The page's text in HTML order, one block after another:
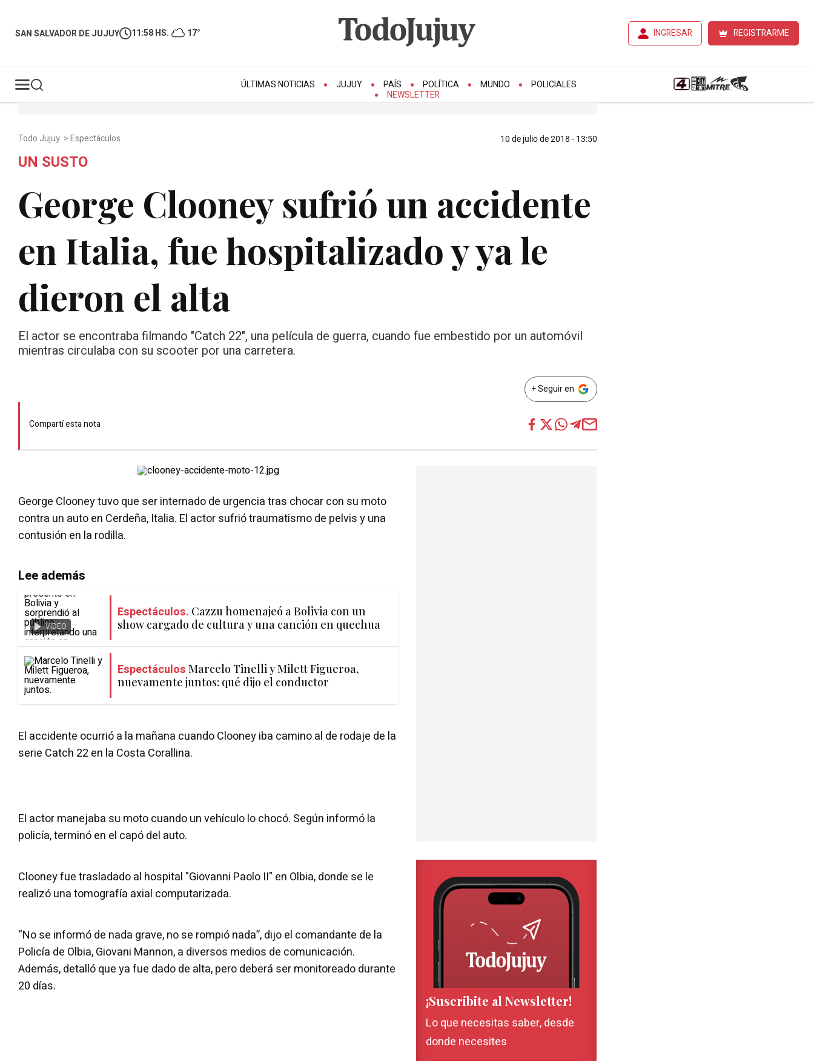
SAN SALVADOR DE JUJUY 11:58 HS. 17° INGRESAR REGISTRARME
ÚLTIMAS NOTICIAS JUJUY PAÍS POLÍTICA MUNDO
POLICIALES
NEWSLETTER
Todo Jujuy >Espectáculos 10 de julio de 2018 - 13:50
UN SUSTO
George Clooney sufrió un accidente
en Italia, fue hospitalizado y ya le
dieron el alta
El actor se encontraba filmando "Catch 22", una película de guerra, cuando fue embestido por un automóvil
mientras circulaba con su scooter por una carretera.
+ Seguir en
Compartí esta nota
George Clooney tuvo que ser internado de urgencia tras chocar con su moto
contra un auto en Cerdeña, Italia. El actor sufrió traumatismo de pelvis y una
contusión en la rodilla.
Lee además
VIDEO
Espectáculos. Cazzu homenajeó a Bolivia con un
show cargado de cultura y una canción en quechua
Espectáculos Marcelo Tinelli y Milett Figueroa,
nuevamente juntos: qué dijo el conductor
El accidente ocurrió a la mañana cuando Clooney iba camino al de rodaje de la
serie Catch 22 en la Costa Corallina.
El actor manejaba su moto cuando un vehículo lo chocó. Según informó la
policía, terminó en el capó del auto.
Clooney fue trasladado al hospital "Giovanni Paolo II" en Olbia, donde se le
realizó una tomografía axial computarizada.
“No se informó de nada grave, no se rompió nada”, dijo el comandante de la
Policía de Olbia, Giovani Mannon, a diversos medios de comunicación.
Además, detalló que ya fue dado de alta, pero deberá ser monitoreado durante
20 días.
¡Suscribite al Newsletter!
Lo que necesitas saber, desde
donde necesites